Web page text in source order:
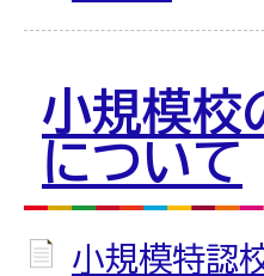
小規模校
について
小規模特認